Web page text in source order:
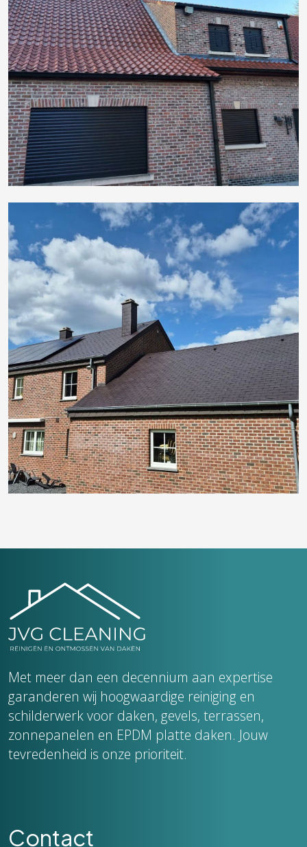
Met meer dan een decennium aan expertise
garanderen wij hoogwaardige reiniging en
schilderwerk voor daken, gevels, terrassen,
zonnepanelen en EPDM platte daken. Jouw
tevredenheid is onze prioriteit.
Contact